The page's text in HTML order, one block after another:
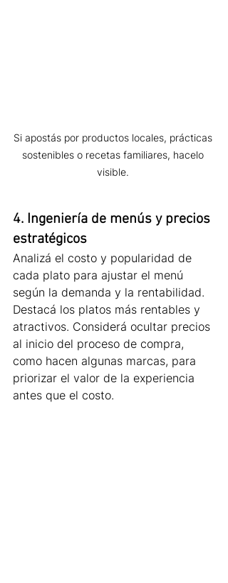
Si apostás por productos locales, prácticas
sostenibles o recetas familiares, hacelo
visible.
4. Ingeniería de menús y precios
estratégicos
Analizá el costo y popularidad de
cada plato para ajustar el menú
según la demanda y la rentabilidad.
Destacá los platos más rentables y
atractivos. Considerá ocultar precios
al inicio del proceso de compra,
como hacen algunas marcas, para
priorizar el valor de la experiencia
antes que el costo.